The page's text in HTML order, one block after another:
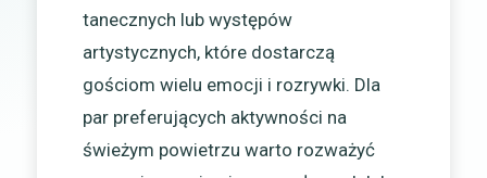
tanecznych lub występów
artystycznych, które dostarczą
gościom wielu emocji i rozrywki. Dla
par preferujących aktywności na
świeżym powietrzu warto rozważyć